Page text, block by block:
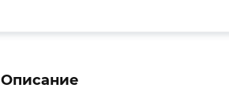
Описание